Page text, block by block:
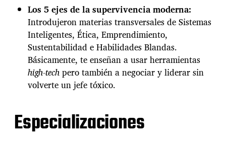
e
l
«
m
u
n
d
o
r
l
»
Los 5 ejes de la supervivencia moderna:
Introdujeron materias transversales de Sistemas
Inteligentes, Ética, Emprendimiento,
Sustentabilidad e Habilidades Blandas.
Básicamente, te enseñan a usar herramientas
high-techpero también a negociar y liderar sin
volverte un jefe tóxico.
Especializaciones